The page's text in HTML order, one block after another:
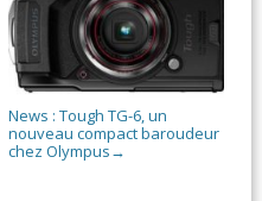
News : Tough TG-6, un
nouveau compact baroudeur
chez Olympus →